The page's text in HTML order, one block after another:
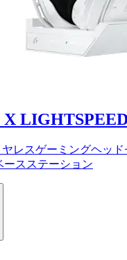
X
レスゲーミングヘッド
スステーション